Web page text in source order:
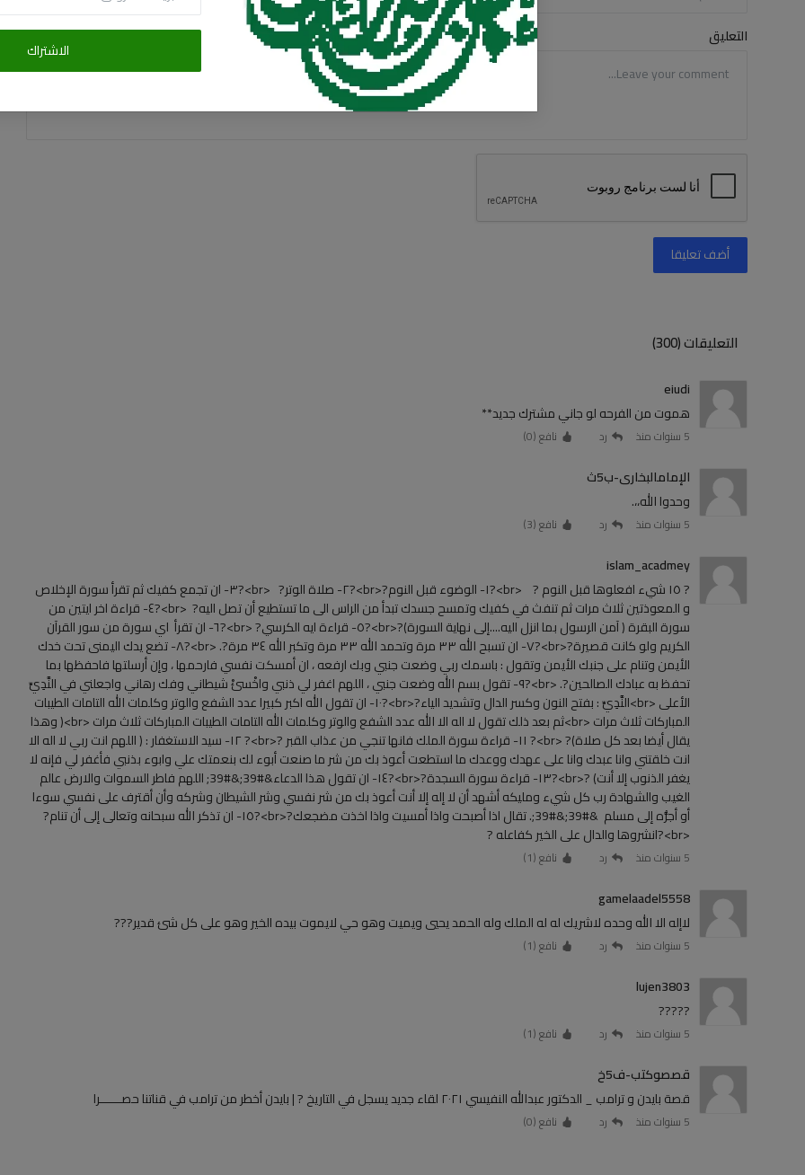
الاشتراك
التعليق
أضف تعليقا
التعليقات (300)
eiudi
هموت من الفرحه لو جاني مشترك جديد**
5 سنوات منذ رد نافع (0
)
الإمامالبخارى-ب5ث
وحدوا الله،،.
5 سنوات منذ رد نافع (3
)
islam_acadmey
? ١٥ شيء افعلوها قبل النوم ? <br>?١- الوضوء قبل النوم?<br>?٢- صلاة الوتر? <br>?٣- ان تجمع كفيك ثم تقرأ سورة الإخلاص
و المعوذتين ثلاث مرات ثم تنفث في كفيك وتمسح جسدك تبدأ من الراس الى ما تستطيع أن تصل اليه? <br>?٤- قراءة اخر ايتين من
سورة البقرة ( آمن الرسول بما انزل اليه....إلى نهاية السورة)?<br>?٥- قراءة ايه الكرسي? <br>?٦- ان تقرأ اي سورة من سور القرآن
الكريم ولو كانت قصيرة?<br>?٧- ان تسبح الله ٣٣ مرة وتحمد الله ٣٣ مرة وتكبر الله ٣٤ مرة?. <br>?٨- تضع يدك اليمنى تحت خدك
الأيمن وتنام على جنبك الأيمن وتقول : باسمك ربي وضعت جنبي وبك ارفعه ، ان أمسكت نفسي فارحمها ، وإن أرسلتها فاحفظها بما
تحفظ به عبادك الصالحين?. <br>?٩- تقول بسم الله وضعت جنبي ، اللهم اغفر لي ذنبي واخْسئْ شيطاني وفك رهاني واجعلني في النَّدِيِّ
الأعلى <br>النَّدِيِّ : بفتح النون وكسر الدال وتشديد الياء?<br>?١٠- ان تقول الله اكبر كبيرا عدد الشفع والوتر وكلمات الله التامات الطيبات
المباركات ثلاث مرات <br>ثم بعد ذلك تقول لا اله الا الله عدد الشفع والوتر وكلمات الله التامات الطيبات المباركات ثلاث مرات <br>( وهذا
يقال أيضا بعد كل صلاة)? <br>? ١١- قراءة سورة الملك فانها تنجي من عذاب القبر ?<br>? ١٢- سيد الاستغفار : ( اللهم انت ربي لا اله الا
انت خلقتني وانا عبدك وانا على عهدك ووعدك ما استطعت أعوذ بك من شر ما صنعت أبوء لك بنعمتك علي وابوء بذنبي فأغفر لي فإنه لا
يغفر الذنوب إلا أنت) ?<br>?١٣- قراءة سورة السجدة?<br>?١٤- ان تقول هذا الدعاء&#39;&#39; اللهم فاطر السموات والارض عالم
الغيب والشهادة رب كل شيء ومليكه أشهد أن لا إله إلا أنت أعوذ بك من شر نفسي وشر الشيطان وشركه وأن أقترف على نفسي سوءا
أو أجرُّه إلى مسلم &#39;&#39;. تقال اذا أصبحت واذا أمسيت واذا اخذت مضجعك?<br>?١٥- ان تذكر الله سبحانه وتعالى إلى أن تنام?
<br>?انشروها والدال على الخير كفاعله ?
5 سنوات منذ رد نافع (1
)
gamelaadel5558
لاإله الا الله وحده لاشريك له له الملك وله الحمد يحيي ويميت وهو حي لايموت بيده الخير وهو على كل شئ قدير???
5 سنوات منذ رد نافع (1
)
lujen3803
?????
5 سنوات منذ رد نافع (1
)
قصصوكتب-ف5خ
قصة بايدن و ترامب _ الدكتور عبدالله النفيسي ٢٠٢١ لقاء جديد يسجل في التاريخ ? | بايدن أخطر من ترامب في قناتنا حصــــــرا
5 سنوات منذ رد نافع (0
)